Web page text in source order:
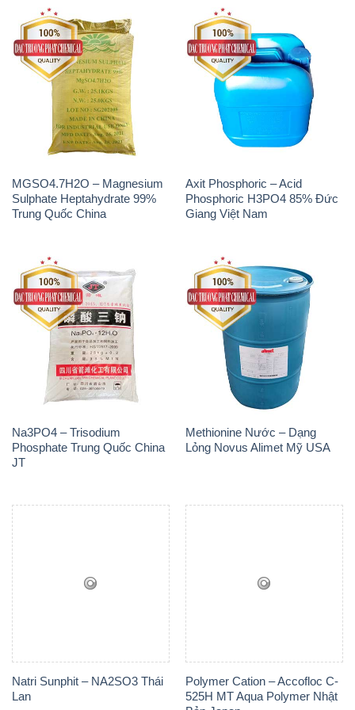
MGSO4.7H2O – Magnesium
Sulphate Heptahydrate 99%
Trung Quốc China
Axit Phosphoric – Acid
Phosphoric H3PO4 85% Đức
Giang Việt Nam
Na3PO4 – Trisodium
Phosphate Trung Quốc China
JT
Methionine Nước – Dạng
Lỏng Novus Alimet Mỹ USA
Natri Sunphit – NA2SO3 Thái
Lan
Polymer Cation – Accofloc C-
525H MT Aqua Polymer Nhật